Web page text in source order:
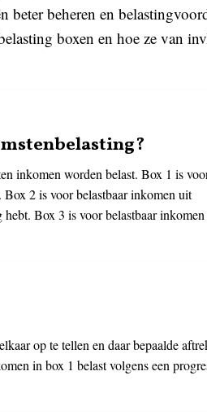
beter beheren en
boxen en hoe ze van
inkomen worden belast. Box 1 is
2 is voor belastbaar inkomen uit
Box 3 is voor belastbaar inkomen
op te tellen en daar bepaalde
in box 1 belast volgens een